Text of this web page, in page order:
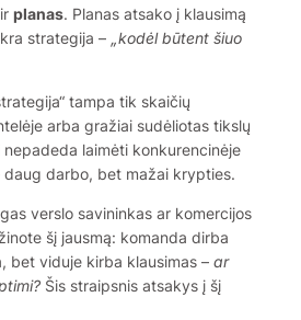
ir planas. Planas atsako į klausimą
strategija – „kodėl būtent šiuo
tampa tik skaičių
arba gražiai sudėliotas tikslų
nepadeda laimėti konkurencinėje
daug darbo, bet mažai krypties.
verslo savininkas ar komercijos
šį jausmą: komanda dirba
bet viduje kirba klausimas – ar
Šis straipsnis atsakys į šį